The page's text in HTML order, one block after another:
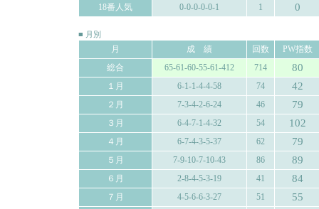
18番人気 0-0-0-0-0-1 1 0
■ 月別
月 成 績 回数
PW指数
総合
65-61-60-55-61-412 714 80
１月 6-1-1-4-4-58 74 42
２月 7-3-4-2-6-24 46 79
３月 6-4-7-1-4-32 54 102
４月 6-7-4-3-5-37 62 79
５月 7-9-10-7-10-43 86 89
６月 2-8-4-5-3-19 41 84
７月 4-5-6-6-3-27 51 55